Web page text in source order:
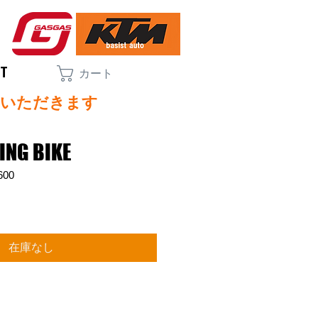
カート
ただきます
BIKE
在庫なし